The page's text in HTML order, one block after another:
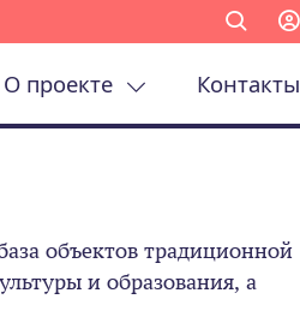
О проекте Контакты
объектов традиционной
и образования, а